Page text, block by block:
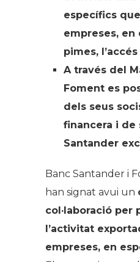
específics
empreses, en
pimes,
A través del
Foment es
dels seus
financera i de
Santander
Banc Santander i
han signat avui un
col·laboració per
l’activitat
empreses, en